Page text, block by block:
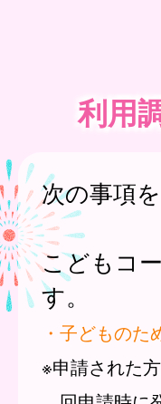
利用
次の事項
こどもコ
す。
・子どもの
※申請された